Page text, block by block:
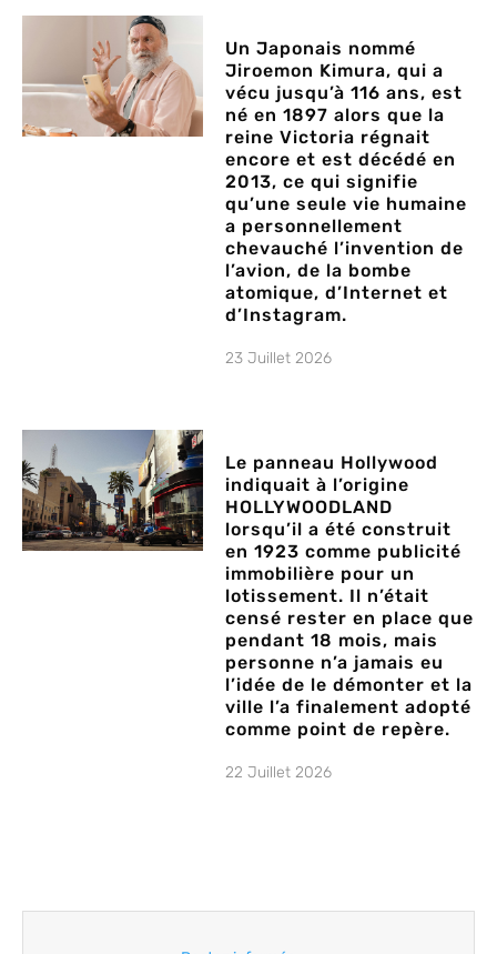
Un Japonais nommé
Jiroemon Kimura, qui a
vécu jusqu’à 116 ans, est
né en 1897 alors que la
reine Victoria régnait
encore et est décédé en
2013, ce qui signifie
qu’une seule vie humaine
a personnellement
chevauché l’invention de
l’avion, de la bombe
atomique, d’Internet et
d’Instagram.
23 Juillet 2026
Le panneau Hollywood
indiquait à l’origine
HOLLYWOODLAND
lorsqu’il a été construit
en 1923 comme publicité
immobilière pour un
lotissement. Il n’était
censé rester en place que
pendant 18 mois, mais
personne n’a jamais eu
l’idée de le démonter et la
ville l’a finalement adopté
comme point de repère.
22 Juillet 2026